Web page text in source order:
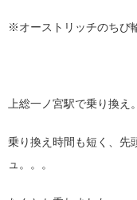
※オーストリッチのちび
上総一ノ宮駅で乗り換え
乗り換え時間も短く、先
ュ。。。